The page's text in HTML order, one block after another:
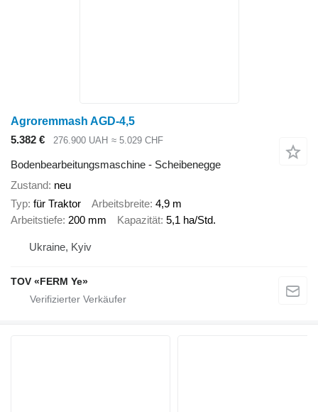
Agroremmash AGD-4,5
5.382 €
276.900 UAH ≈ 5.029 CHF
Bodenbearbeitungsmaschine - Scheibenegge
Zustand neu
Typ für Traktor Arbeitsbreite 4,9 m
Arbeitstiefe 200 mm Kapazität 5,1 ha/Std.
Ukraine, Kyiv
TOV «FERM Ye»